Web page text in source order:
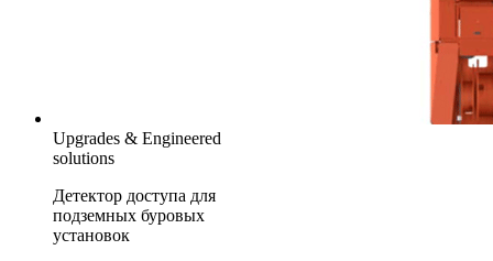
Upgrades & Engineered
solutions
Детектор доступа для
подземных буровых
установок